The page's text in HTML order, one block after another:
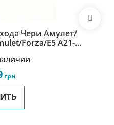
Чери Амулет/
Forza/E5 A21-
грн